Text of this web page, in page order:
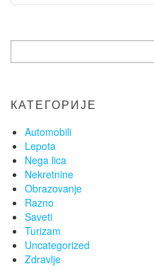
за:
КАТЕГОРИЈЕ
Automobili
Lepota
Nega lica
Nekretnine
Obrazovanje
Razno
Saveti
Turizam
Uncategorized
Zdravlje